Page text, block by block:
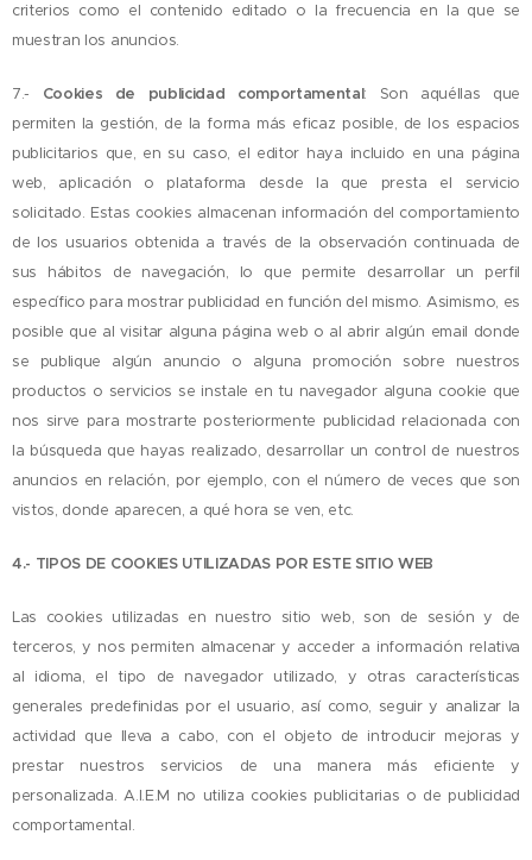
criterios como el contenido editado o la frecuencia en la que se
muestran los anuncios.
7.- Cookies de publicidad comportamental: Son aquéllas que
permiten la gestión, de la forma más eficaz posible, de los espacios
publicitarios que, en su caso, el editor haya incluido en una página
web, aplicación o plataforma desde la que presta el servicio
solicitado. Estas cookies almacenan información del comportamiento
de los usuarios obtenida a través de la observación continuada de
sus hábitos de navegación, lo que permite desarrollar un perfil
específico para mostrar publicidad en función del mismo. Asimismo, es
posible que al visitar alguna página web o al abrir algún email donde
se publique algún anuncio o alguna promoción sobre nuestros
productos o servicios se instale en tu navegador alguna cookie que
nos sirve para mostrarte posteriormente publicidad relacionada con
la búsqueda que hayas realizado, desarrollar un control de nuestros
anuncios en relación, por ejemplo, con el número de veces que son
vistos, donde aparecen, a qué hora se ven, etc.
4.- TIPOS DE COOKIES UTILIZADAS POR ESTE SITIO WEB
Las cookies utilizadas en nuestro sitio web, son de sesión y de
terceros, y nos permiten almacenar y acceder a información relativa
al idioma, el tipo de navegador utilizado, y otras características
generales predefinidas por el usuario, así como, seguir y analizar la
actividad que lleva a cabo, con el objeto de introducir mejoras y
prestar nuestros servicios de una manera más eficiente y
personalizada. A.I.E.M no utiliza cookies publicitarias o de publicidad
comportamental.